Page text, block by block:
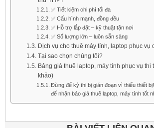
✅ Tiết kiệm chi phí tối đa
✅ Cấu hình mạnh, đồng đều
✅ Hỗ trợ lắp đặt – kỹ thuật tận nơi
✅ Số lượng lớn – luôn sẵn sàng
Dịch vụ cho thuê máy tính, laptop phục vụ
Tại sao chọn chúng tôi?
Bảng giá thuê laptop, máy tính phục vụ thi
khảo)
Đừng để kỳ thi bị gián đoạn vì thiếu thiết
để nhận báo giá thuê laptop, máy tính tốt